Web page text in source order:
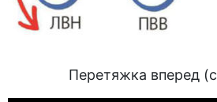
Перетяжка вперед